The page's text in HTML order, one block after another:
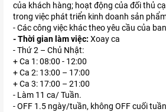
của khách hàng; hoạt động của đối thủ
trong việc phát triển kinh doanh sản
- Các công việc khác theo yêu cầu của
- Thời gian làm việc: Xoay ca
- Thứ 2 – Chủ Nhật:
+ Ca 1: 08:00 - 12:00
+ Ca 2: 13:00 – 17:00
+ Ca 3: 17:00 – 21:00
- Làm 11 ca/ Tuần.
- OFF 1.5 ngày/tuần, không OFF cuối